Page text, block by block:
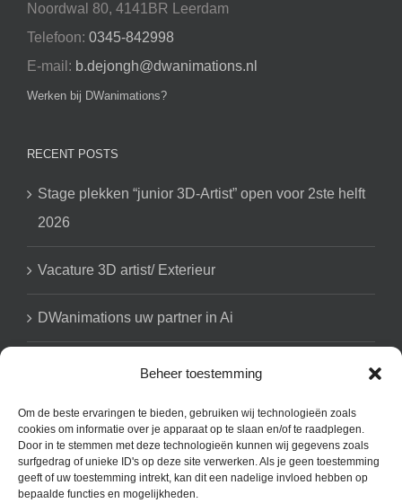
Beheer toestemming
Om de beste ervaringen te bieden, gebruiken wij technologieën zoals
cookies om informatie over je apparaat op te slaan en/of te raadplegen.
Door in te stemmen met deze technologieën kunnen wij gegevens zoals
surfgedrag of unieke ID's op deze site verwerken. Als je geen toestemming
geeft of uw toestemming intrekt, kan dit een nadelige invloed hebben op
bepaalde functies en mogelijkheden.
Noordwal 80, 4141BR Leerdam
Telefoon: 0345-842998
E-mail: b.dejongh@dwanimations.nl
Werken bij DWanimations?
RECENT POSTS
Stage plekken “junior 3D-Artist” open voor 2ste helft
2026
Vacature 3D artist/ Exterieur
DWanimations uw partner in Ai